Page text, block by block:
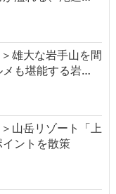
雄大な岩手山を間
も堪能する岩…
山岳リゾート「上
ントを散策